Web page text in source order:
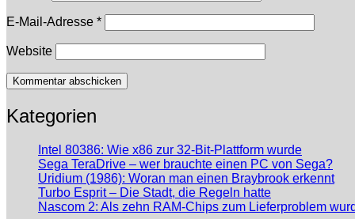
E-Mail-Adresse *
Website
Kategorien
Intel 80386: Wie x86 zur 32-Bit-Plattform wurde
Sega TeraDrive – wer brauchte einen PC von Sega?
Uridium (1986): Woran man einen Braybrook erkennt
Turbo Esprit – Die Stadt, die Regeln hatte
Nascom 2: Als zehn RAM-Chips zum Lieferproblem